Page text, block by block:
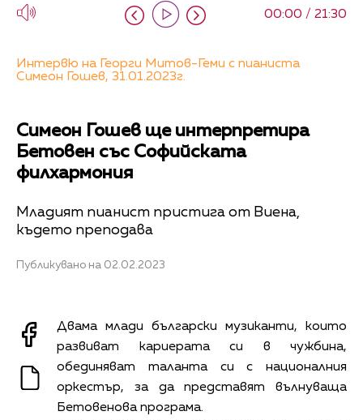
00:00 / 21:30
Интервю на Георги Митов-Геми с пианиста
Симеон Гошев, 31.01.2023г.
Симеон Гошев ще интерпретира
Бетовен със Софийската
филхармония
Младият пианист пристига от Виена,
където преподава
Публикувано на 02.02.2023
Двама млади български музиканти, които
развиват кариерата си в чужбина,
обединяват таланта си с националния
оркестър, за да представят вълнуваща
Бетовенова програма.